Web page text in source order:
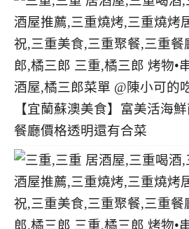
【宜蘭蘇澳美食】富美活海
餐廳價格透明還有合菜